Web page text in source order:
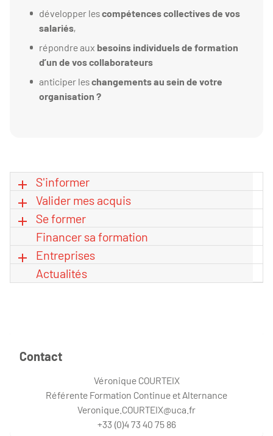
développer lescompétences collectives de vos
salariés,
répondre aux besoins individuels de formation
d’un de vos collaborateurs
anticiper leschangements au sein de votre
organisation ?
S'informer
Valider mes acquis
Se former
Financer sa formation
Entreprises
Actualités
Contact
Véronique COURTEIX
Référente Formation Continue et Alternance
Veronique.COURTEIX@uca.fr
+33 (0)4 73 40 75 86